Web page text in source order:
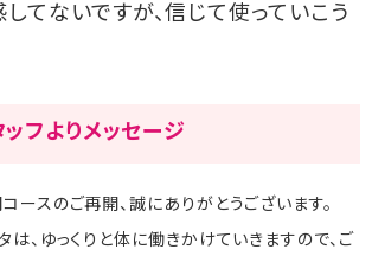
てないですが、信じて使っていこう
フよりメッセージ
コースのご再開、誠にありがとうございます。
は、ゆっくりと体に働きかけていきますので、ご